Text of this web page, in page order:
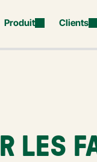
Produit Clients
LES